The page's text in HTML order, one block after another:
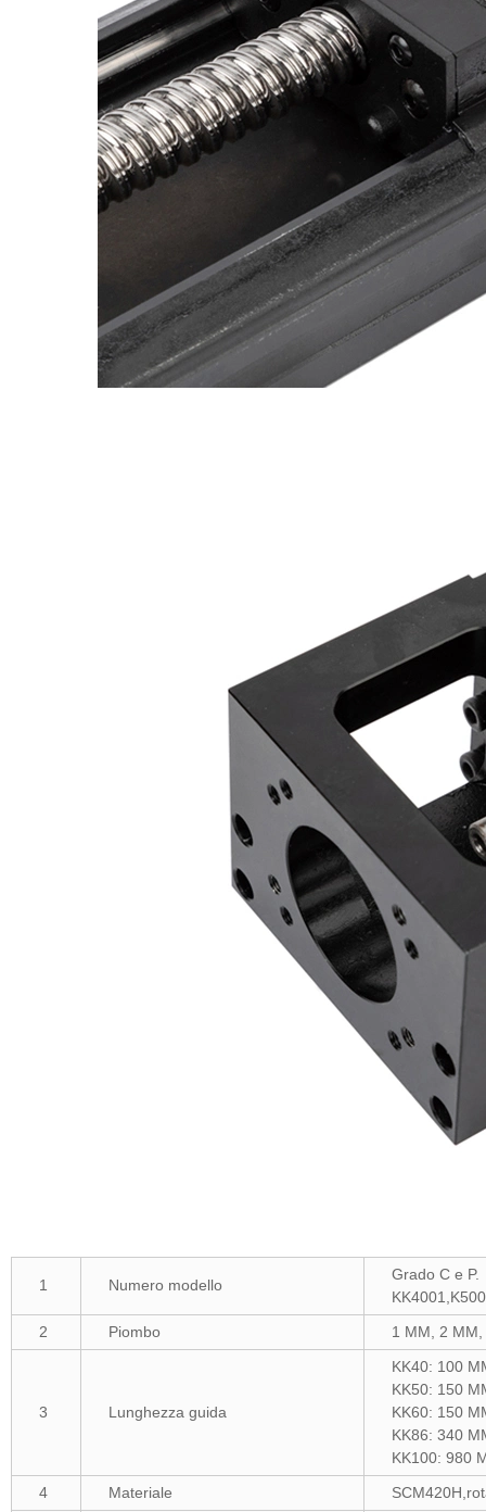
1 Numero modello
Grado C e P.
2
Piombo 1 MM, 2
3 Lunghezza guida
KK40: 100
KK50: 150
KK60: 150
KK86: 340
KK100: 980
4
Materiale